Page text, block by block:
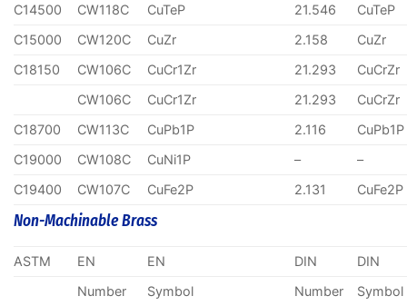
C14500
CW118C CuTeP 21.546
CuTeP
C15000
CW120C CuZr 2.158
CuZr
C18150
CW106C CuCr1Zr 21.293
CuCrZr
CW106C
CuCr1Zr 21.293
CuCrZr
C18700
CW113C CuPb1P 2.116
CuPb1P
C19000
CW108C CuNi1P –
–
C19400
CW107C CuFe2P 2.131 CuFe2P
Non-Machinable Brass
ASTM EN EN DIN
DIN
Number
Symbol Number
Symbol